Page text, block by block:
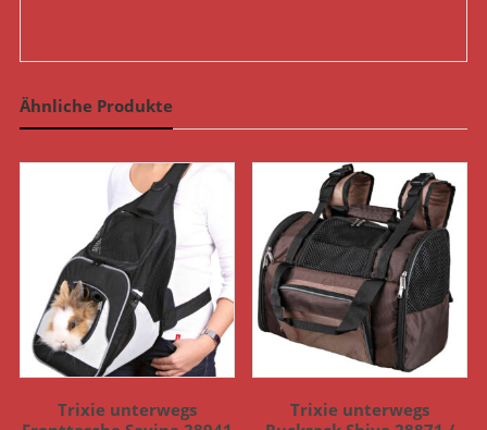
Ähnliche Produkte
Trixie unterwegs
Trixie unterwegs